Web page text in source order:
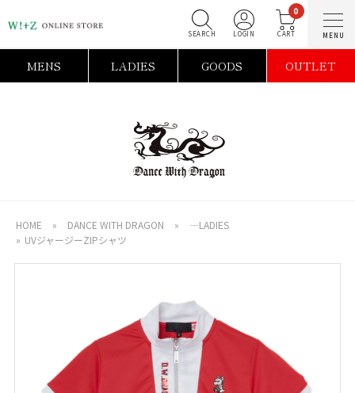
0
MENS LADIES GOODS OUTLET
HOME » DANCE WITH DRAGON »
―LADIES
» UVジャージーZIPシャツ